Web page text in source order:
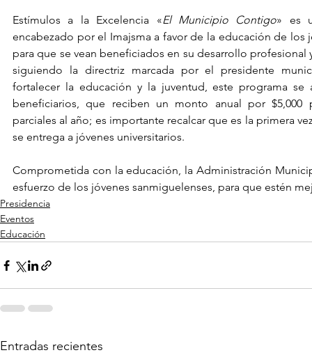
Estímulos a la Excelencia «El Municipio Contigo» es
encabezado por el Imajsma a favor de la educación de los
para que se vean beneficiados en su desarrollo profesional
siguiendo la directriz marcada por el presidente
fortalecer la educación y la juventud, este programa se
beneficiarios, que reciben un monto anual por $5,000
parciales al año; es importante recalcar que es la primera
se entrega a jóvenes universitarios.
Comprometida con la educación, la Administración
esfuerzo de los jóvenes sanmiguelenses, para que estén
Presidencia
Eventos
Educación
Entradas recientes